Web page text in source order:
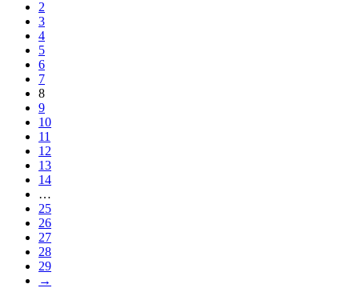
2
3
4
5
6
7
8
9
10
11
12
13
14
…
25
26
27
28
29
→